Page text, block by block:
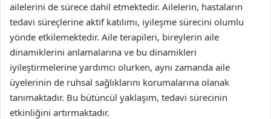
ailelerini de sürece dahil etmektedir. Ailelerin, hastaların
tedavi süreçlerine aktif katılımı, iyileşme sürecini olumlu
yönde etkilemektedir. Aile terapileri, bireylerin aile
dinamiklerini anlamalarına ve bu dinamikleri
iyileştirmelerine yardımcı olurken, aynı zamanda aile
üyelerinin de ruhsal sağlıklarını korumalarına olanak
tanımaktadır. Bu bütüncül yaklaşım, tedavi sürecinin
etkinliğini artırmaktadır.